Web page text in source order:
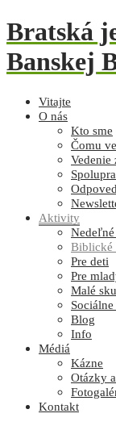
Bratská
Banskej
Vitajte
O nás
Kto sme
Čomu
Vedenie
Aktivity
Biblické
Pre deti
Pre
Malé
Blog
Info
Médiá
Kázne
Otázky
Kontakt